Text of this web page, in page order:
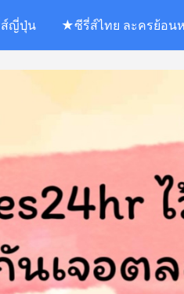
ญี่ปุ่น ★ซีรี่ส์ไทย ละครย้อน